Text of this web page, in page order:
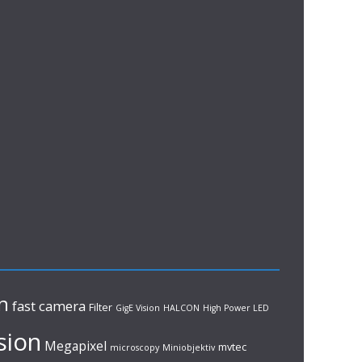
fast camera Filter GigE Vision HALCON High Power LED
Megapixel microscopy Miniobjektiv mvtec